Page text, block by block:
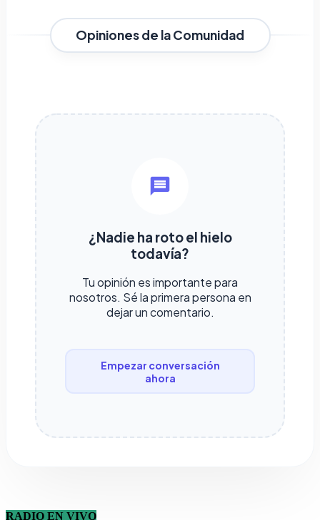
Opiniones de la Comunidad
¿Nadie ha roto el hielo
todavía?
Tu opinión es importante para
nosotros. Sé la primera persona en
dejar un comentario.
Empezar conversación
ahora
RADIO EN VIVO